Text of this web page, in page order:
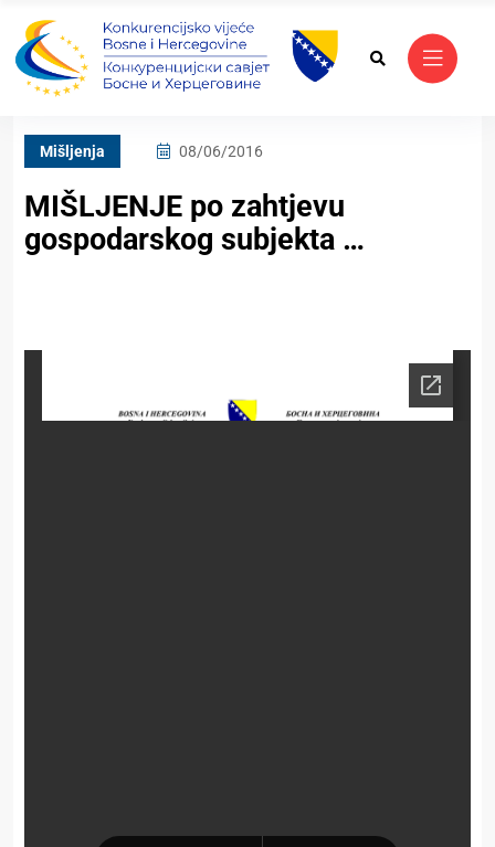
Mišljenja 08/06/2016
MIŠLJENJE po zahtjevu
gospodarskog subjekta …